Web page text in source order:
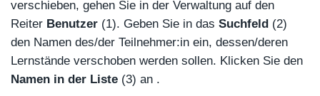
verschieben, gehen Sie in der Verwaltung auf den
Reiter Benutzer (1). Geben Sie in das Suchfeld (2)
den Namen des/der Teilnehmer:in ein, dessen/deren
Lernstände verschoben werden sollen. Klicken Sie den
Namen in der Liste (3) an .